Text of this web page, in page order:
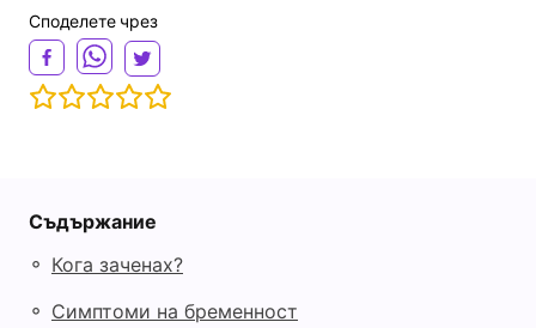
Споделете чрез
Съдържание
◦ Кога заченах?
◦ Симптоми на бременност